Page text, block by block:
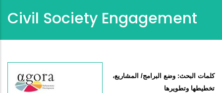
Civil Society Engagement
كلمات البحث: وضع البرامج/ المشاريع،
تخطيطها وتطويرها